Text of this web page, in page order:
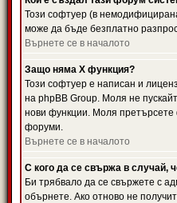
Този софтуер (в
може да бъде безплатно
Върнете се в началото
Защо няма X функция?
Този софтуер е написан и
на phpBB Group. Моля не
нови функции. Моля претърсете
форуми.
Върнете се в началото
С кого да се свържа в случай,
Би трябвало да се свържете с
обърнете. Ако отново не